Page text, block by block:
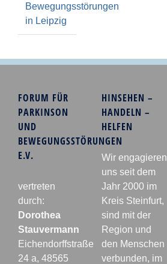
Bewegungsstörungen
in Leipzig
FORUM FÜR
PARKINSON
UND
BEWEGUNGSSTÖRUNGEN
E.V.
vertreten
durch:
Dorothea
Stauvermann
Eichendorffstraße
24 a, 48565
HINSEHEN –
HANDELN –
HELFEN
Wir engagieren
uns seit dem
Jahr 2000 im
Kreis Steinfurt,
sind mit der
Region und
den Menschen
verbunden, im